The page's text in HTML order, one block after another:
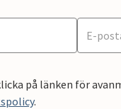
på länken för
.